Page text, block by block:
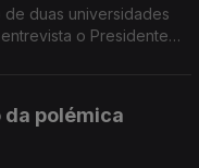
duas universidades
o Presidente
polémica